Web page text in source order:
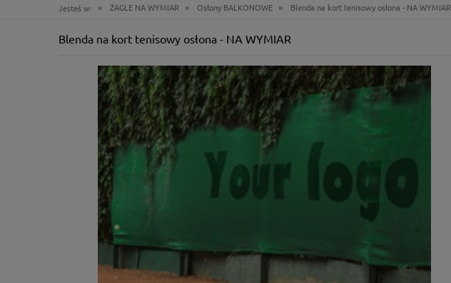
Jesteś w: » ŻAGLE NA WYMIAR » Osłony BALKONOWE » Blenda na kort tenisowy osłona - NA WYMIAR
Blenda na kort tenisowy osłona - NA WYMIAR